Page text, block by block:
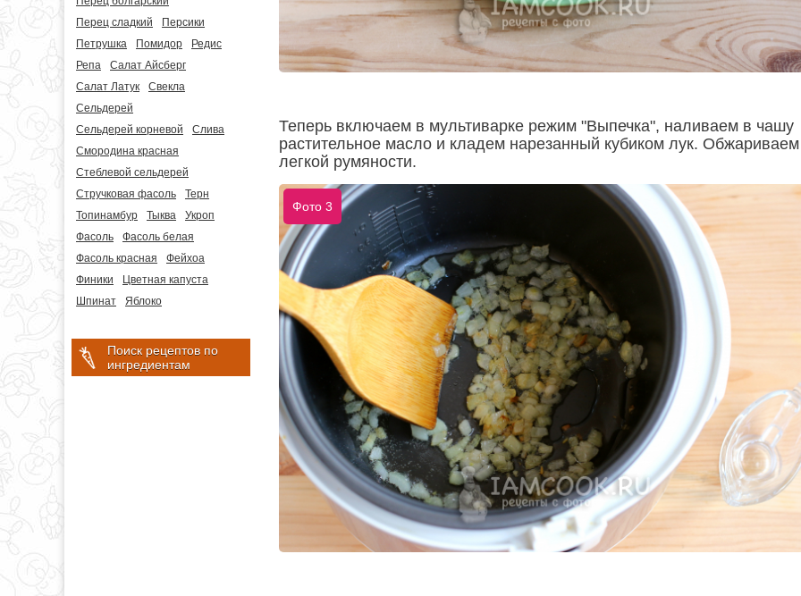
Перец сладкий
Персики
Петрушка
Помидор
Редис
Репа
Салат Айсберг
Салат Латук
Свекла
Сельдерей
Сельдерей корневой
Слива
Смородина красная
Стеблевой сельдерей
Стручковая фасоль
Терн
Топинамбур
Тыква
Укроп
Фасоль
Фасоль белая
Фасоль красная
Фейхоа
Финики
Цветная капуста
Шпинат
Яблоко
Поиск рецептов по
ингредиентам
Теперь включаем в мультиварке режим "Выпечка", наливаем в чашу
растительное масло и кладем нарезанный кубиком лук.
легкой румяности.
Фото 3